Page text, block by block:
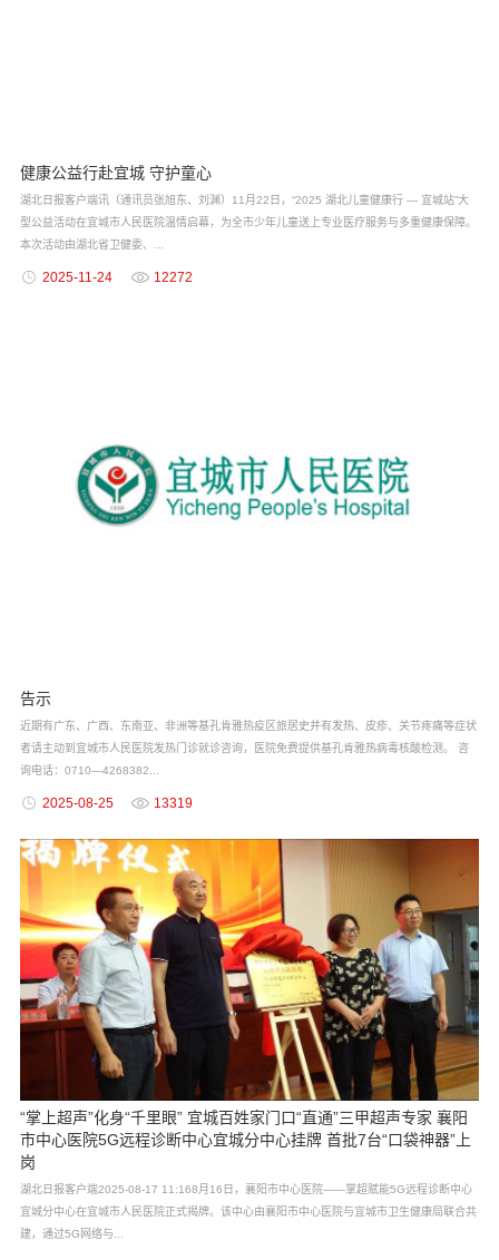
健康公益行赴宜城 守护童心
湖北日报客户端讯（通讯员张旭东、刘渊）11月22日，“2025 湖北儿童健康行 — 宜城站”大
型公益活动在宜城市人民医院温情启幕，为全市少年儿童送上专业医疗服务与多重健康保障。
本次活动由湖北省卫健委、...
2025-11-24 12272
告示
近期有广东、广西、东南亚、非洲等基孔肯雅热疫区旅居史并有发热、皮疹、关节疼痛等症状
者请主动到宜城市人民医院发热门诊就诊咨询，医院免费提供基孔肯雅热病毒核酸检测。 咨
询电话：0710—4268382...
2025-08-25 13319
“掌上超声”化身“千里眼” 宜城百姓家门口“直通”三甲超声专家 襄阳
市中心医院5G远程诊断中心宜城分中心挂牌 首批7台“口袋神器”上
岗
湖北日报客户端2025-08-17 11:168月16日，襄阳市中心医院——掌超赋能5G远程诊断中心
宜城分中心在宜城市人民医院正式揭牌。该中心由襄阳市中心医院与宜城市卫生健康局联合共
建，通过5G网络与...